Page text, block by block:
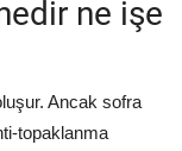
ne işe
Ancak sofra
topaklanma